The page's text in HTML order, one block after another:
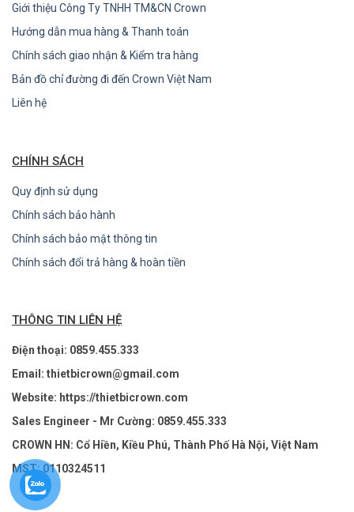
Giới thiệu Công Ty TNHH TM&CN Crown
Hướng dẫn mua hàng & Thanh toán
Chính sách giao nhận & Kiểm tra hàng
Bản đồ chỉ đường đi đến Crown Việt Nam
Liên hệ
CHÍNH SÁCH
Quy định sử dụng
Chính sách bảo hành
Chính sách bảo mật thông tin
Chính sách đổi trả hàng & hoàn tiền
THÔNG TIN LIÊN HỆ
Điện thoại: 0859.455.333
Email: thietbicrown@gmail.com
Website: https://thietbicrown.com
Sales Engineer - Mr Cường: 0859.455.333
CROWN HN: Cổ Hiền, Kiều Phú, Thành Phố Hà Nội, Việt Nam
MST: 0110324511